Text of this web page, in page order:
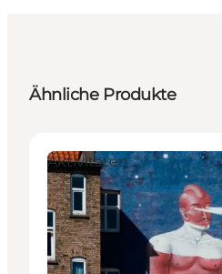
Ähnliche Produkte
Aktivitäten